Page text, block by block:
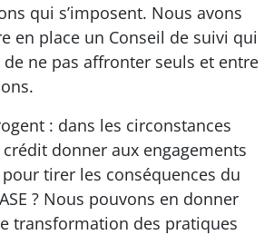
qui s’imposent. Nous avons
en place un Conseil de suivi qui
ne pas affronter seuls et entre
: dans les circonstances
donner aux engagements
tirer les conséquences du
? Nous pouvons en donner
transformation des pratiques